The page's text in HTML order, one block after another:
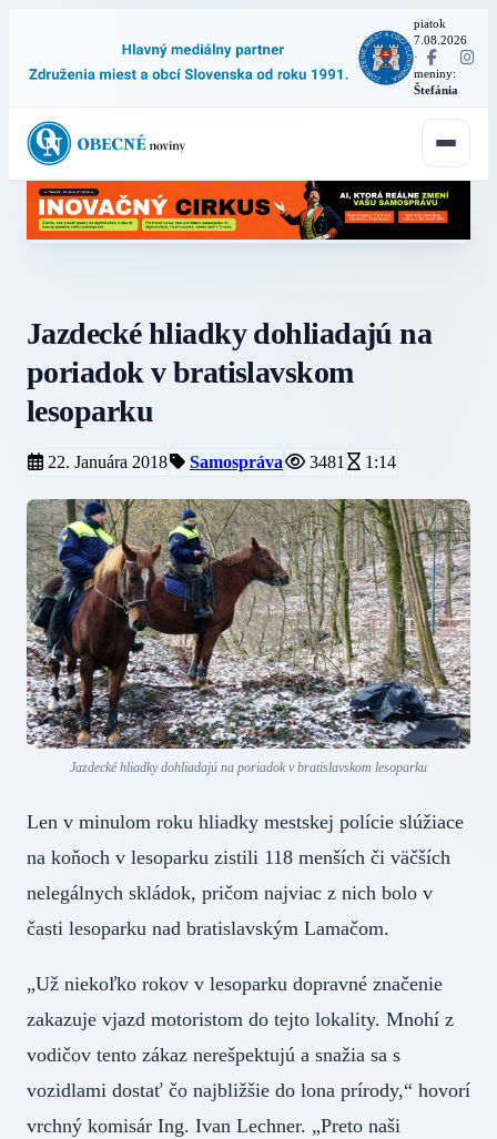
piatok
7.08.2026
·
meniny:
Štefánia
Jazdecké hliadky dohliadajú na
poriadok v bratislavskom
lesoparku
22. Januára 2018 Samospráva 3481 1:14
Jazdecké hliadky dohliadajú na poriadok v bratislavskom lesoparku
Len v minulom roku hliadky mestskej polície slúžiace
na koňoch v lesoparku zistili 118 menších či väčších
nelegálnych skládok, pričom najviac z nich bolo v
časti lesoparku nad bratislavským Lamačom.
„Už niekoľko rokov v lesoparku dopravné značenie
zakazuje vjazd motoristom do tejto lokality. Mnohí z
vodičov tento zákaz nerešpektujú a snažia sa s
vozidlami dostať čo najbližšie do lona prírody,“ hovorí
vrchný komisár Ing. Ivan Lechner. „Preto naši